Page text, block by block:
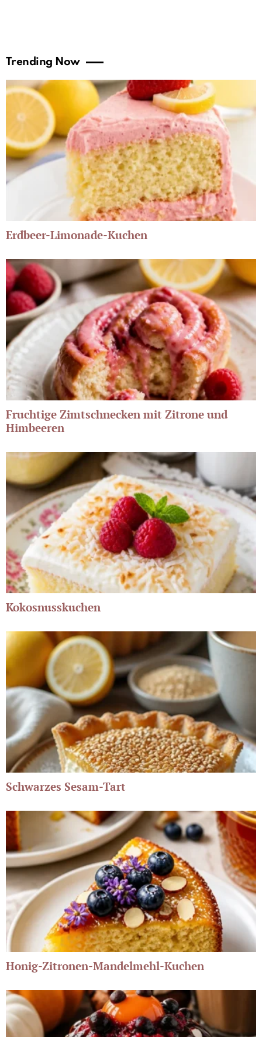
Trending Now
Erdbeer-Limonade-Kuchen
Fruchtige Zimtschnecken mit Zitrone und
Himbeeren
Kokosnusskuchen
Schwarzes Sesam-Tart
Honig-Zitronen-Mandelmehl-Kuchen